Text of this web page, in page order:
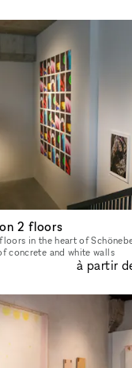
2 floors
- close to
concrete and white walls
à partir